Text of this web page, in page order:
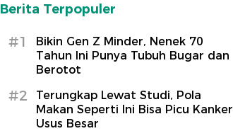
Berita Terpopuler
#1
Bikin Gen Z Minder, Nenek 70
Tahun Ini Punya Tubuh Bugar dan
Berotot
#2
Terungkap Lewat Studi, Pola
Makan Seperti Ini Bisa Picu Kanker
Usus Besar